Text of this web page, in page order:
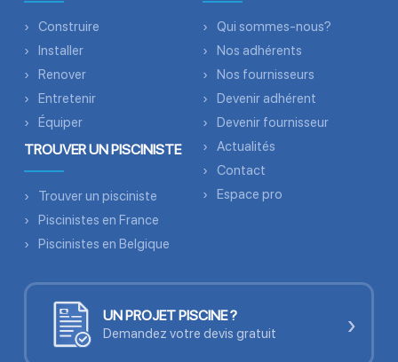
Construire
Installer
Renover
Entretenir
Équiper
TROUVER UN PISCINISTE
Trouver un pisciniste
Piscinistes en France
Piscinistes en Belgique
Qui sommes-nous?
Nos adhérents
Nos fournisseurs
Devenir adhérent
Devenir fournisseur
Actualités
Contact
Espace pro
UN PROJET PISCINE ?
Demandez votre devis gratuit ›